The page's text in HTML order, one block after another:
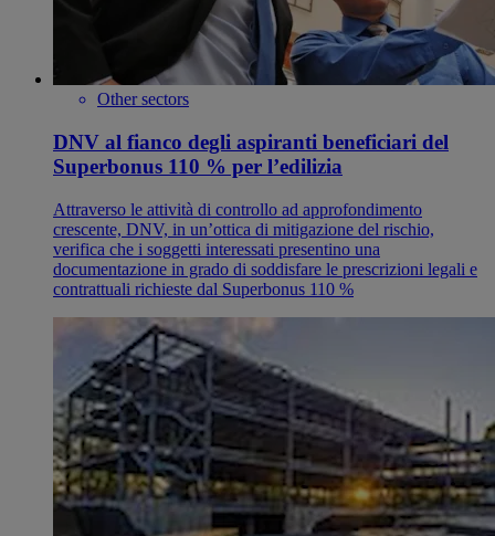
Other sectors
DNV al fianco degli aspiranti beneficiari del
Superbonus 110 % per l’edilizia
Attraverso le attività di controllo ad approfondimento
crescente, DNV, in un’ottica di mitigazione del rischio,
verifica che i soggetti interessati presentino una
documentazione in grado di soddisfare le prescrizioni legali e
contrattuali richieste dal Superbonus 110 %